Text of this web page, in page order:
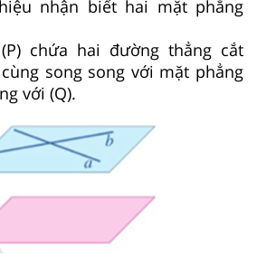
nhận biết hai mặt phẳng
chứa hai đường thẳng cắt
song song với mặt phẳng
với (Q).